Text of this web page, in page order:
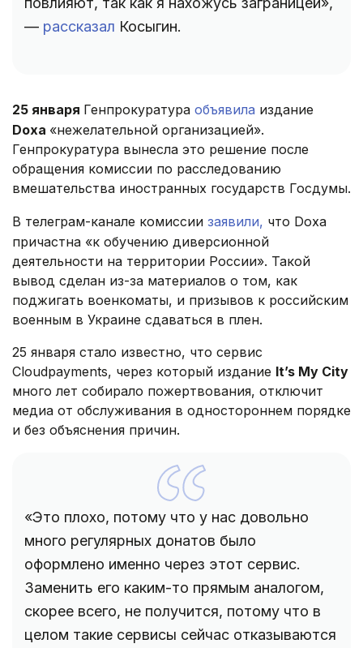
— рассказал Косыгин.
25 января Генпрокуратура объявила издание
Doxa «нежелательной организацией».
Генпрокуратура вынесла это решение после
обращения комиссии по расследованию
вмешательства иностранных государств Госдумы.
В телеграм-канале комиссии заявили, что Doxa
причастна «к обучению диверсионной
деятельности на территории России». Такой
вывод сделан из-за материалов о том, как
поджигать военкоматы, и призывов к российским
военным в Украине сдаваться в плен.
25 января стало известно, что сервис
Cloudpayments, через который издание It’s My City
много лет собирало пожертвования, отключит
медиа от обслуживания в одностороннем порядке
и без объяснения причин.
«Это плохо, потому что у нас довольно
много регулярных донатов было
оформлено именно через этот сервис.
Заменить его каким-то прямым аналогом,
скорее всего, не получится, потому что в
целом такие сервисы сейчас отказываются